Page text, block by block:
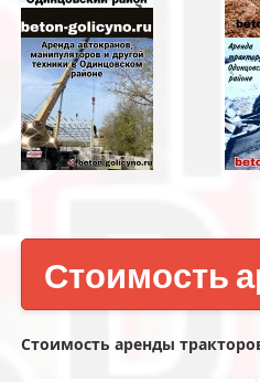
Стоимость
Стоимость аренды